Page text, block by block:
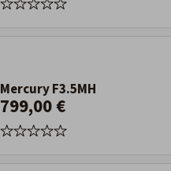
Mercury F3.5MH
799,00 €